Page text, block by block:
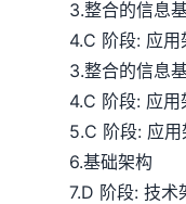
3.整合的信息基
4.C 阶段: 应用
3.整合的信息基
4.C 阶段: 应用
5.C 阶段: 应用
6.基础架构
7.D 阶段: 技术